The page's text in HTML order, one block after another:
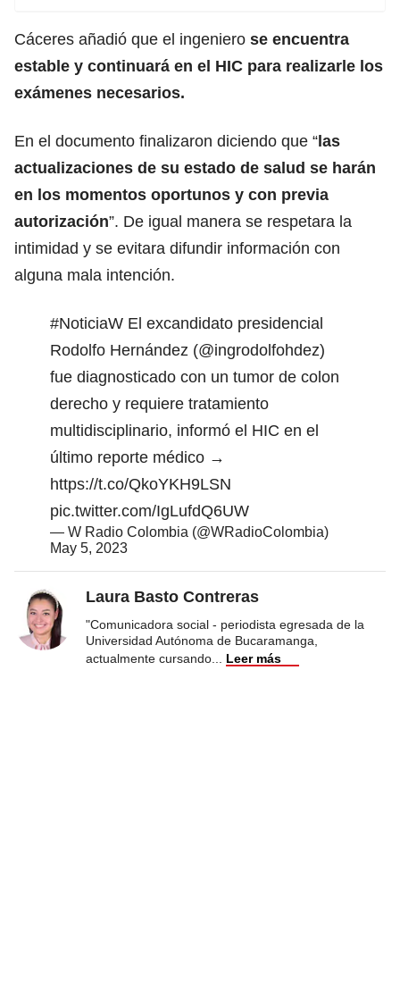
Cáceres añadió que el ingeniero se encuentra
estable y continuará en el HIC para realizarle los
exámenes necesarios.
En el documento finalizaron diciendo que “las
actualizaciones de su estado de salud se harán
en los momentos oportunos y con previa
autorización”. De igual manera se respetara la
intimidad y se evitara difundir información con
alguna mala intención.
#NoticiaW El excandidato presidencial
Rodolfo Hernández (@ingrodolfohdez)
fue diagnosticado con un tumor de colon
derecho y requiere tratamiento
multidisciplinario, informó el HIC en el
último reporte médico →
https://t.co/QkoYKH9LSN
pic.twitter.com/IgLufdQ6UW
— W Radio Colombia (@WRadioColombia)
May 5, 2023
Laura Basto Contreras
"Comunicadora social - periodista egresada de la
Universidad Autónoma de Bucaramanga,
actualmente cursando
Leer más